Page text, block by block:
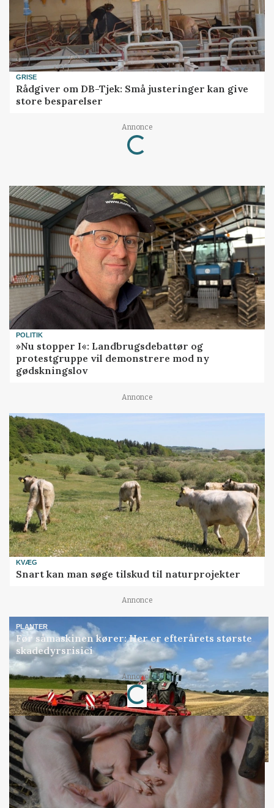
GRISE
Rådgiver om DB-Tjek: Små justeringer kan give
store besparelser
Annonce
Loading...
POLITIK
»Nu stopper I«: Landbrugsdebattør og
protestgruppe vil demonstrere mod ny
gødskningslov
Annonce
KVÆG
Snart kan man søge tilskud til naturprojekter
Annonce
PLANTER
Før såmaskinen kører: Her er efterårets største
skadedyrsrisici
Annonce
Loading...